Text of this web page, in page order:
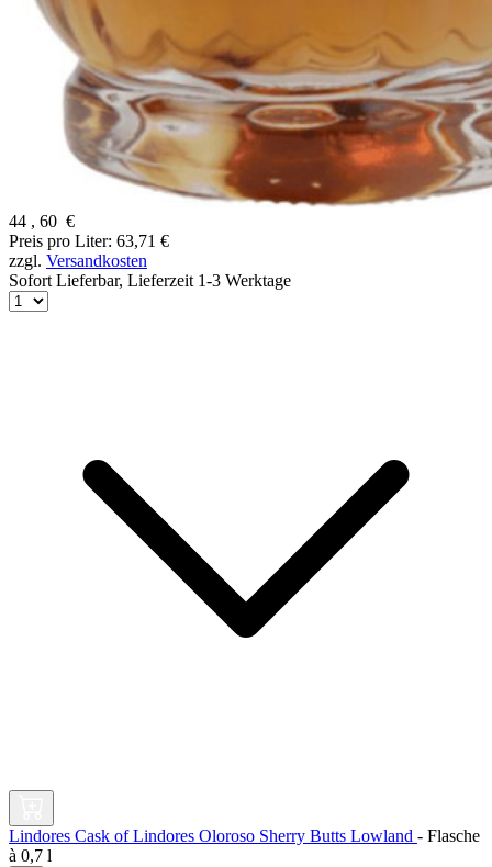
44 , 60 €
Preis pro Liter: 63,71 €
zzgl. Versandkosten
Sofort Lieferbar, Lieferzeit 1-3 Werktage
Lindores Cask of Lindores Oloroso Sherry Butts Lowland - Flasche
à 0,7 l